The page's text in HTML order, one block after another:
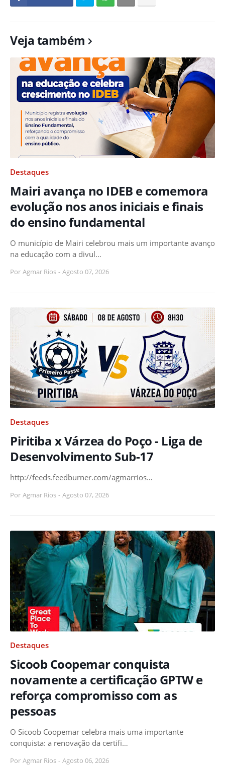
Veja também
Destaques
Mairi avança no IDEB e comemora
evolução nos anos iniciais e finais
do ensino fundamental
O município de Mairi celebrou mais um importante avanço
na educação com a divul…
Por Agmar Rios - Agosto 07, 2026
Destaques
Piritiba x Várzea do Poço - Liga de
Desenvolvimento Sub-17
http://feeds.feedburner.com/agmarrios…
Por Agmar Rios - Agosto 07, 2026
Destaques
Sicoob Coopemar conquista
novamente a certificação GPTW e
reforça compromisso com as
pessoas
O Sicoob Coopemar celebra mais uma importante
conquista: a renovação da certifi…
Por Agmar Rios - Agosto 06, 2026